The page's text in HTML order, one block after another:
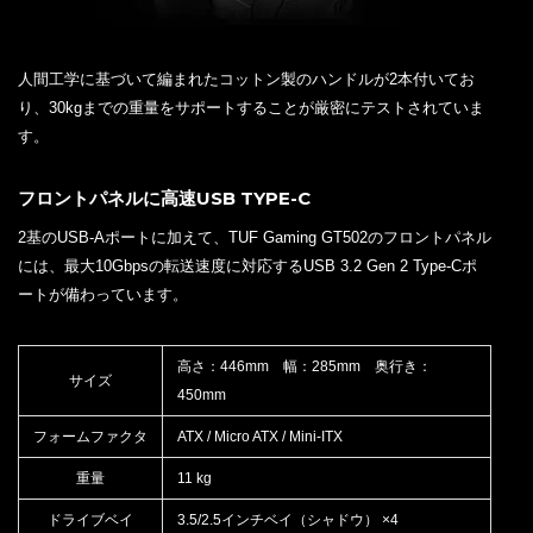
人間工学に基づいて編まれたコットン製のハンドルが2本付いてお
り、30kgまでの重量をサポートすることが厳密にテストされていま
す。
フロントパネルに高速USB TYPE-C
2基のUSB-Aポートに加えて、TUF Gaming GT502のフロントパネル
には、最大10Gbpsの転送速度に対応するUSB 3.2 Gen 2 Type-Cポ
ートが備わっています。
サイズ
高さ：446mm 幅：285mm 奥行き：
450mm
フォームファクタ ATX / Micro ATX / Mini-ITX
重量 11 kg
ドライブベイ 3.5/2.5インチベイ（シャドウ） ×4